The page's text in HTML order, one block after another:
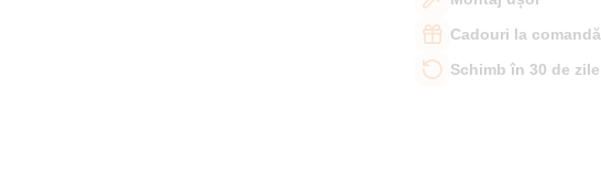
Cadouri la comandă
Schimb în 30 de zile